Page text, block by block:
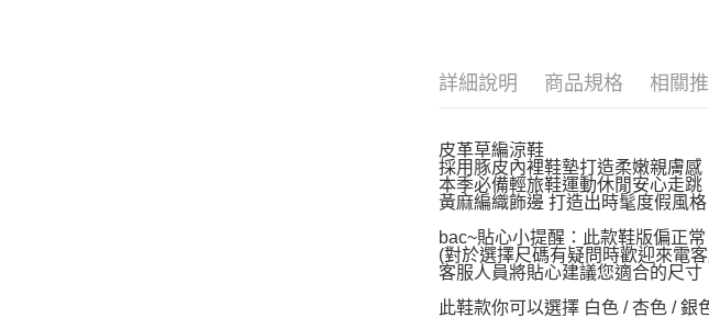
詳細說明 商品規格 相關
皮革草編涼鞋
採用豚皮內裡鞋墊打造柔嫩親膚感
本季必備輕旅鞋運動休閒安心走跳
黃麻編織飾邊 打造出時髦度假風格
bac~貼心小提醒：此款鞋版偏正
(對於選擇尺碼有疑問時歡迎來電客
客服人員將貼心建議您適合的尺
此鞋款你可以選擇 白色 / 杏色 / 銀